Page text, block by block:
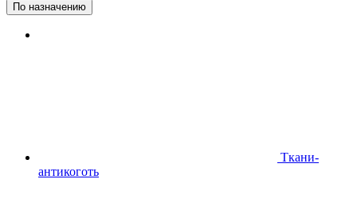
По назначению
Ткани-
антикоготь